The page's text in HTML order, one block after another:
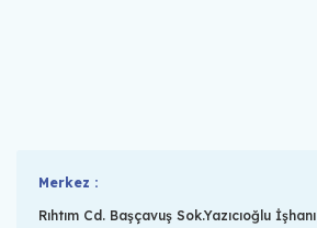
Merkez :
Rıhtım Cd. Başçavuş Sok.Yazıcıoğlu İşhanı